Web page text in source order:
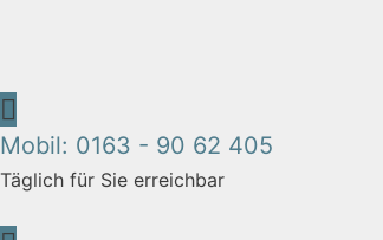
Mobil: 0163 - 90 62 405
Täglich für Sie erreichbar